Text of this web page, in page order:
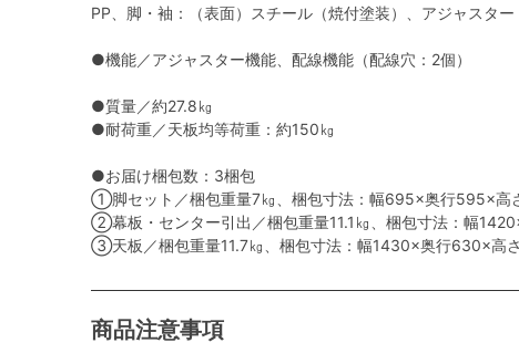
PP、脚・袖：（表面）スチール（焼付塗装）、アジャスター
●機能／アジャスター機能、配線機能（配線穴：2個）
●質量／約27.8㎏
●耐荷重／天板均等荷重：約150㎏
●お届け梱包数：3梱包
①脚セット／梱包重量7㎏、梱包寸法：幅695×奥行595×高
②幕板・センター引出／梱包重量11.1㎏、梱包寸法：幅
③天板／梱包重量11.7㎏、梱包寸法：幅1430×奥行630×高
商品注意事項